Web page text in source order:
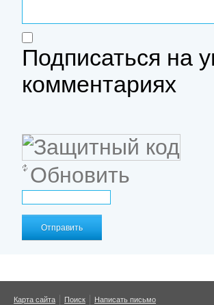
Подписаться на
комментариях
Обновить
Отправить
Карта сайта Поиск Написать письмо